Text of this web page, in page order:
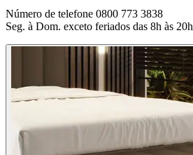
Número de telefone 0800 773 3838
Seg. à Dom. exceto feriados das 8h às 20h